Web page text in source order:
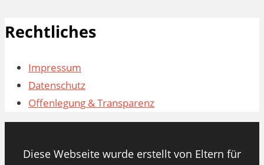
Rechtliches
Impressum
Datenschutz
Offenlegung & Transparenz
Diese Webseite wurde erstellt von Eltern für